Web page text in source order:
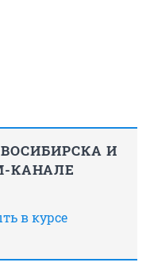
И
КАНАЛЕ
в курсе